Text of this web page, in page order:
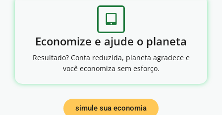
Economize e ajude o planeta
Resultado? Conta reduzida, planeta agradece e
você economiza sem esforço.
simule sua economia